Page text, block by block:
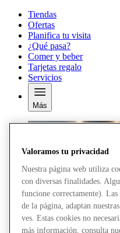
Tiendas
Ofertas
Planifica tu visita
¿Qué pasa?
Comer y beber
Tarjetas regalo
Servicios
Más
Valoramos tu privacidad
Nuestra página web utiliza
con diversas finalidades.
funcione correctamente). Las
de la página, adaptan
ves. Estas cookies no
más información, consulta